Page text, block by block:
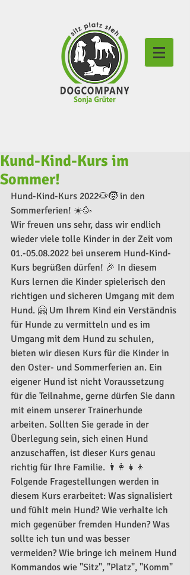
Kund-Kind-Kurs im
Sommer!
Hund-Kind-Kurs 2022🐶🧒 in den
Sommerferien! ☀️🥳
Wir freuen uns sehr, dass wir endlich
wieder viele tolle Kinder in der Zeit vom
01.-05.08.2022 bei unserem Hund-Kind-
Kurs begrüßen dürfen! 🎉 In diesem
Kurs lernen die Kinder spielerisch den
richtigen und sicheren Umgang mit dem
Hund. 🤗 Um Ihrem Kind ein Verständnis
für Hunde zu vermitteln und es im
Umgang mit dem Hund zu schulen,
bieten wir diesen Kurs für die Kinder in
den Oster- und Sommerferien an. Ein
eigener Hund ist nicht Voraussetzung
für die Teilnahme, gerne dürfen Sie dann
mit einem unserer Trainerhunde
arbeiten. Sollten Sie gerade in der
Überlegung sein, sich einen Hund
anzuschaffen, ist dieser Kurs genau
richtig für Ihre Familie. 👨‍👩‍👧‍👦
Folgende Fragestellungen werden in
diesem Kurs erarbeitet: Was signalisiert
und fühlt mein Hund? Wie verhalte ich
mich gegenüber fremden Hunden? Was
sollte ich tun und was besser
vermeiden? Wie bringe ich meinem Hund
Kommandos wie "Sitz", "Platz", "Komm"